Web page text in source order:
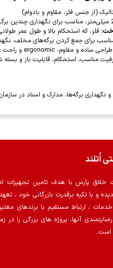
(از جنس فلز، مقاوم و بادوام)
فلز، که استحکام بالا و طول عمر
برای جمع کردن برگه‌های مخلف،
طراحی ساده و مقاوم، ergonomic و راحت در استفاده
مناسب، استحکام، قابلیت باز و بسته
نگهداری برگه‌ها، مدارک و اسناد در
اُتلند
خلاق پارس با هدف تامین تجهیزات
و با تکیه برقدرت بازرگانی خود ،
، ارتباط مستقیم با برندهای
آنها، پروژه های بزرگی را در
است.